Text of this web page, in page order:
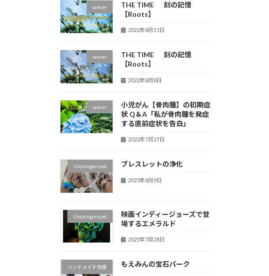
cancer
THE TIME 刻の記憶
【Roots】
2022年8月15日
cancer
THE TIME 刻の記憶
【Roots】
2022年8月8日
cancer
小児がん【骨肉腫】の初期症
状 Q＆A「私が骨肉腫を発症
する直前症状を告白」
2022年7月27日
Uncategorized ブレスレットの浄化
2025年8月9日
Uncategorized
映画インディージョーズで登
場するエメラルド
2025年7月28日
ハンドメイド作家 もえみんの宝石パーク